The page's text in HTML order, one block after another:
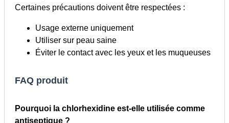
Certaines précautions doivent être respectées :
Usage externe uniquement
Utiliser sur peau saine
Éviter le contact avec les yeux et les muqueuses
FAQ produit
Pourquoi la chlorhexidine est-elle utilisée comme
antiseptique ?